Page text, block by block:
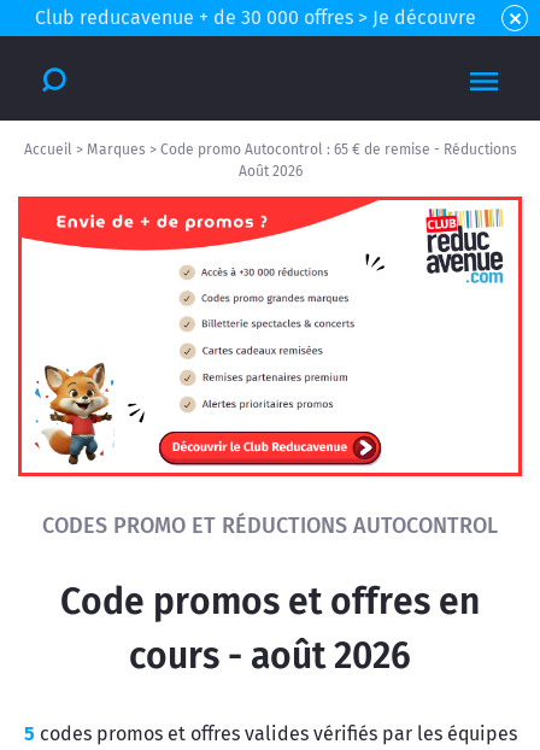
Club reducavenue + de 30 000 offres > Je découvre
Accueil > Marques > Code promo Autocontrol : 65 € de remise - Réductions
Août 2026
CODES PROMO ET RÉDUCTIONS AUTOCONTROL
Code promos et offres en
cours - août 2026
5 codes promos et offres valides vérifiés par les équipes